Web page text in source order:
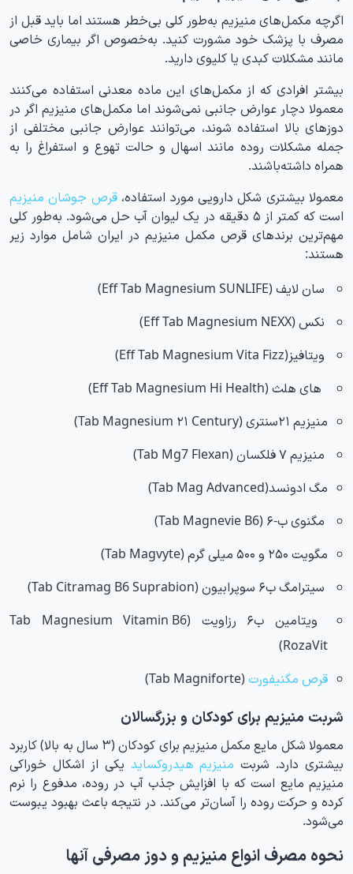
اگرچه مکمل‌های منیزیم به‌طور کلی بی‌خطر هستند اما باید قبل از
مصرف با پزشک خود مشورت کنید. به‌خصوص اگر بیماری خاصی
مانند مشکلات کبدی یا کلیوی دارید.
بیشتر افرادی که از مکمل‌های این ماده معدنی استفاده می‌کنند
معمولا دچار عوارض جانبی نمی‌شوند اما مکمل‌های منیزیم اگر در
دوزهای بالا استفاده شوند، می‌توانند عوارض جانبی مختلفی از
جمله مشکلات روده مانند اسهال و حالت تهوع و استفراغ را به
همراه داشته‌باشند.
معمولا بیشتری شکل دارویی مورد استفاده،قرص جوشان منیزیم
است که کمتر از ۵ دقیقه در یک لیوان آب حل می‌شود. به‌طور کلی
مهم‌ترین برندهای قرص مکمل منیزیم در ایران شامل موارد زیر
هستند:
سان لایف (Eff Tab Magnesium SUNLIFE)
نکس (Eff Tab Magnesium NEXX)
ویتافیز(Eff Tab Magnesium Vita Fizz)
های هلث (Eff Tab Magnesium Hi Health)
منیزیم ۲۱سنتری (Tab Magnesium ۲۱ Century)
منیزیم ۷ فلکسان (Tab Mg7 Flexan)
مگ ادونسد(Tab Mag Advanced)
مگنوی ب-۶ (Tab Magnevie B6)
مگویت ۲۵۰ و ۵۰۰ میلی گرم (Tab Magvyte)
سیترامگ ب۶ سوپرابیون (Tab Citramag B6 Suprabion)
ویتامین ب۶ رزاویت (Tab Magnesium Vitamin B6
RozaVit)
قرص مگنیفورت(Tab Magniforte)
شربت منیزیم برای کودکان و بزرگسالان
معمولا شکل مایع مکمل منیزیم برای کودکان (۳ سال به بالا) کاربرد
بیشتری دارد. شربت منیزیم هیدروکساید یکی از اشکال خوراکی
منیزیم مایع است که با افزایش جذب آب در روده، مدفوع را نرم
کرده و حرکت روده را آسان‌تر می‌کند. در نتیجه باعث بهبود یبوست
می‌شود.
نحوه مصرف انواع منیزیم و دوز مصرفی آنها